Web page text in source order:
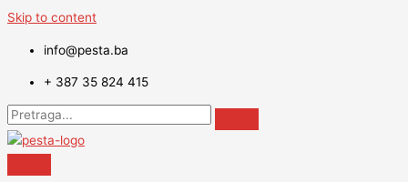
Skip to content
info@pesta.ba
+ 387 35 824 415